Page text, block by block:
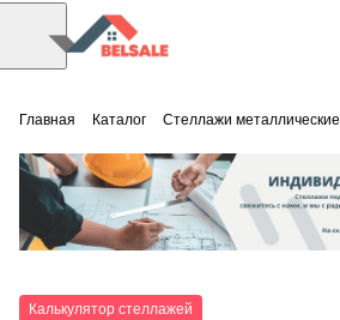
Главная Каталог Стеллажи металлические
Калькулятор стеллажей